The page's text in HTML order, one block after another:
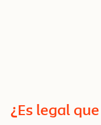
¿Es legal